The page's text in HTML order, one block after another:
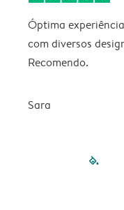
Óptima
com diversos
Recomendo.
Sara